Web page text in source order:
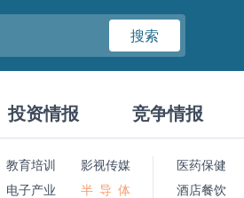
搜索
投资情报 竞争情报
教育培训
影视传媒
电子产业 半 导 体
医药保健
酒店餐饮